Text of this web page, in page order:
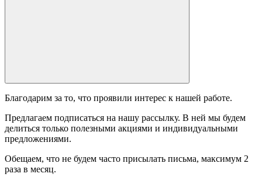
Благодарим за то, что проявили интерес к нашей работе.
Предлагаем подписаться на нашу рассылку. В ней мы будем
делиться только полезными акциями и индивидуальными
предложениями.
Обещаем, что не будем часто присылать письма, максимум 2
раза в месяц.